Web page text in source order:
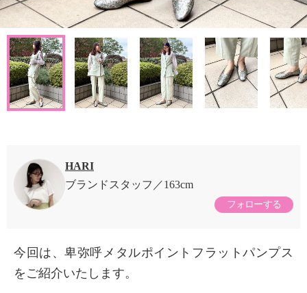
HARI
ブランドスタッフ
163cm
フォローする
今回は、卑弥呼メタルポイントフラットパンプス
をご紹介いたします。